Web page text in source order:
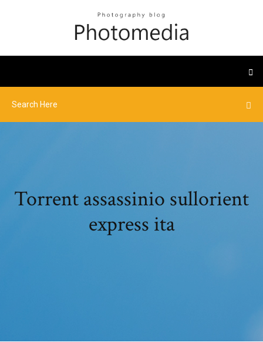
Torrent assassinio sullorient
express ita